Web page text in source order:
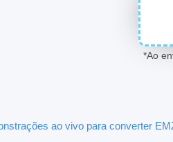
*Ao
ao vivo para converter